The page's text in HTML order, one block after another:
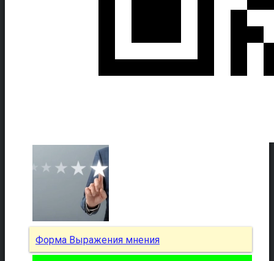
Форма Выражения мнения